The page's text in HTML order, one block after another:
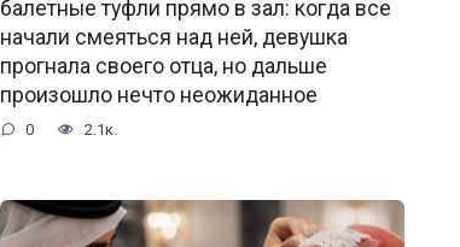
балетные туфли прямо в зал: когда все
начали смеяться над ней, девушка
прогнала своего отца, но дальше
произошло нечто неожиданное
0 2.1к.